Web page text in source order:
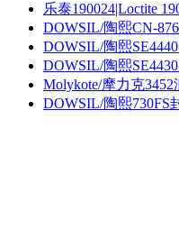
乐泰190024|Loctite
DOWSIL/陶熙CN-
DOWSIL/陶熙
DOWSIL/陶熙
Molykote/摩力克3452
DOWSIL/陶熙730FS